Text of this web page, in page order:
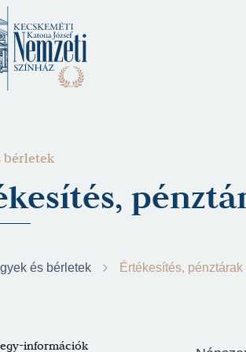
bérletek
és bérletek Értékesítés, pénztárak
információk